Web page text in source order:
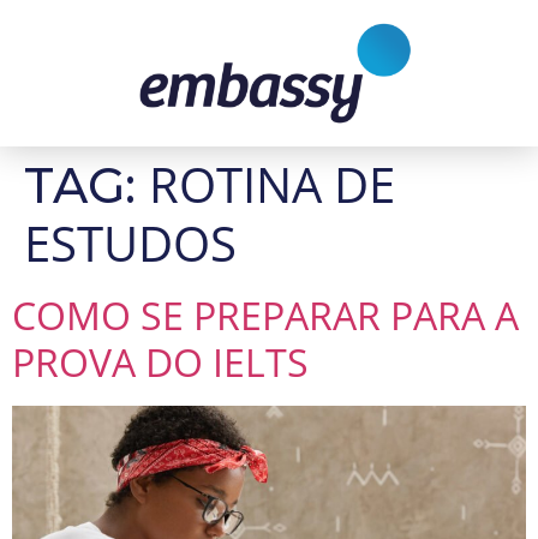
TAG: ROTINA DE
ESTUDOS
COMO SE PREPARAR PARA A
PROVA DO IELTS